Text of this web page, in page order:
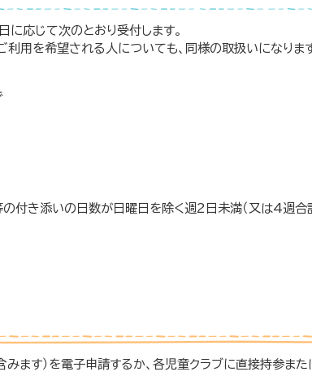
応じて次のとおり受付します。
用を希望される人についても、同様の取扱いになりま
の付き添いの日数が日曜日を除く週2日未満（又は4週合
ます）を電子申請するか、各児童クラブに直接持参また